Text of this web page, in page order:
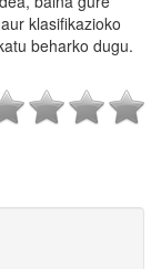
klasifikazioko
beharko dugu.